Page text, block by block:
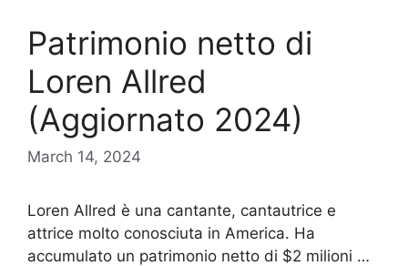
Patrimonio netto di
Loren Allred
(Aggiornato 2024)
March 14, 2024
Loren Allred è una cantante, cantautrice e
attrice molto conosciuta in America. Ha
accumulato un patrimonio netto di $2 milioni …